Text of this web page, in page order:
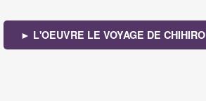
► L'OEUVRE LE VOYAGE DE CHIHIRO